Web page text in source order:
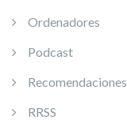
Ordenadores
Podcast
Recomendaciones
RRSS